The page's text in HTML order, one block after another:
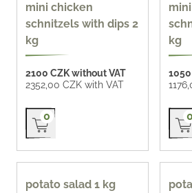
mini chicken
schnitzels with dips 2
kg
2100 CZK without VAT
2352,00 CZK with VAT
Přidat do košíku
0
kg
0
potato salad 1 kg